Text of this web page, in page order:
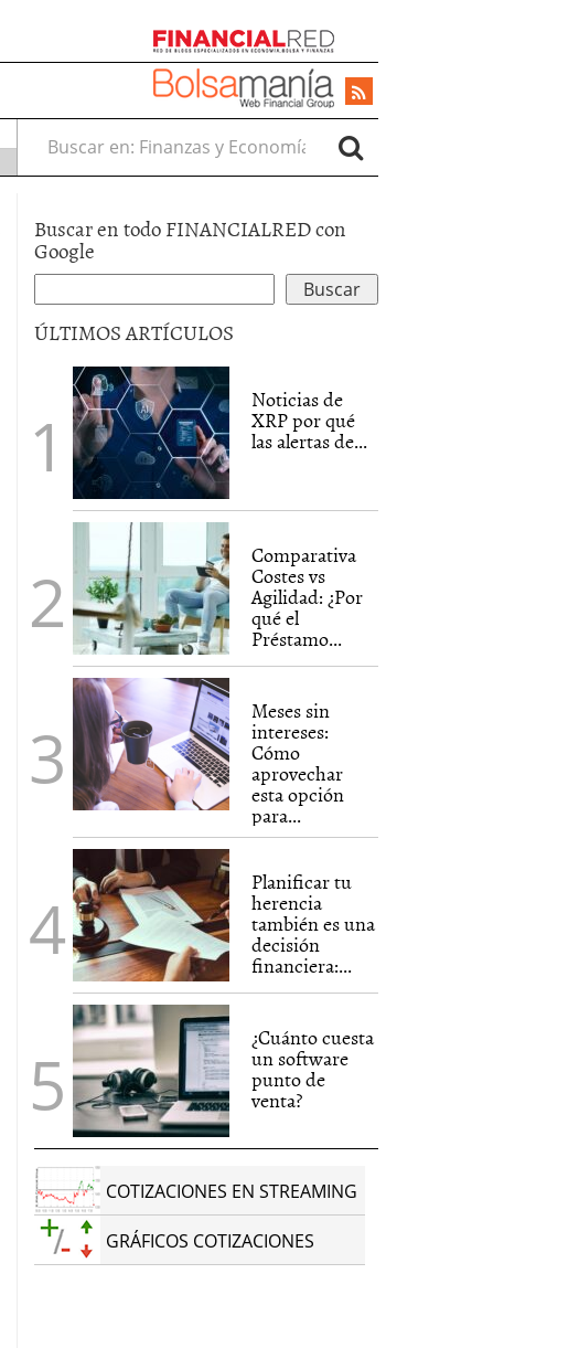
Buscar en:
Buscar en todo FINANCIALRED con
Google
ÚLTIMOS ARTÍCULOS
Noticias de
XRP por qué
las alertas de...
Comparativa
Costes vs
Agilidad: ¿Por
qué el
Préstamo...
Meses sin
intereses:
Cómo
aprovechar
esta opción
para...
Planificar tu
herencia
también es una
decisión
financiera:...
¿Cuánto cuesta
un software
punto de
venta?
COTIZACIONES EN STREAMING
GRÁFICOS COTIZACIONES